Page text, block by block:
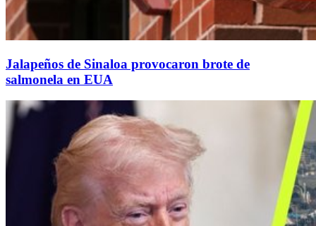
Jalapeños de Sinaloa provocaron brote de
salmonela en EUA